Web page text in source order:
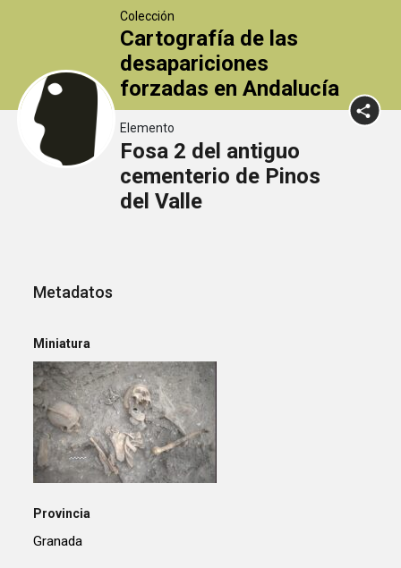
Colección
Cartografía de las
desapariciones
forzadas en Andalucía
Elemento
Fosa 2 del antiguo
cementerio de Pinos
del Valle
Metadatos
Miniatura
Provincia
Granada